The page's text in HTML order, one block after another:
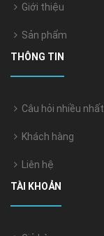
Giới thiệu
Sản phẩm
THÔNG TIN
Câu hỏi nhiều nhất
Khách hàng
Liên hệ
TÀI KHOẢN